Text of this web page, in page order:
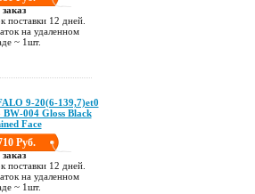
поставки 12 дней.
на удаленном
~ 1шт.
9-20(6-139,7)et0
BW-004 Gloss Black
Face
Руб.
поставки 12 дней.
на удаленном
~ 1шт.